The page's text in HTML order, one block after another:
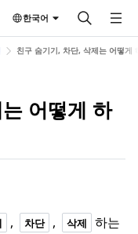
한국어
친구 숨기기, 차단, 삭제는 어떻게
어떻게 하
, 차단 , 삭제
하는